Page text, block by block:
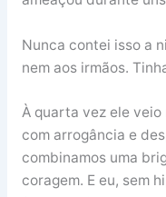
Nunca contei isso a
nem aos irmãos.
À quarta vez ele
com arrogância e
combinamos uma
coragem. E eu, sem